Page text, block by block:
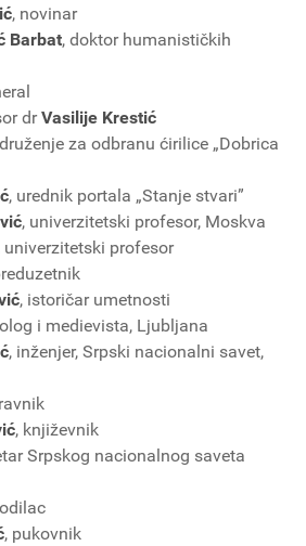
, novinar
Barbat, doktor humanističkih
drVasilije Krestić
za odbranu ćirilice „Dobrica
, urednik portala „Stanje stvari”
, univerzitetski profesor, Moskva
univerzitetski profesor
, istoričar umetnosti
i medievista, Ljubljana
, inženjer, Srpski nacionalni savet,
, književnik
Srpskog nacionalnog saveta
, pukovnik